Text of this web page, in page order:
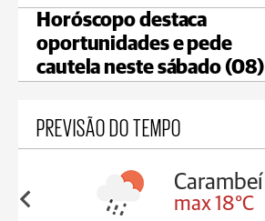
Horóscopo destaca
oportunidades e pede
cautela neste sábado (08)
PREVISÃO DO TEMPO
18°C
Carambeí
max 18°C